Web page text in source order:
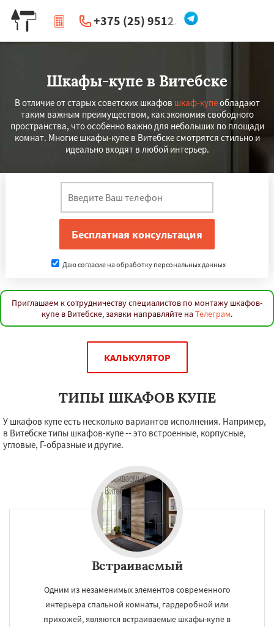
+375 (25) 951234
| Перезвоните мне
Шкафы-купе в Витебске
В отличие от старых советских шкафов шкаф-купеобладают
таким важным преимуществом, как экономия свободного
пространства, что особенно важно для небольших по площади
комнат. Многие шкафы-купе в Витебске смотрятся стильно и
идеально входят в любой интерьер.
Даю согласие на обработку персональных данных
Приглашаем к сотрудничеству специалистов по монтажу шкафов-
купе в Витебске, заявки направляйте на Телеграм.
КАЛЬКУЛЯТОР
ТИПЫ ШКАФОВ КУПЕ
У шкафов купе есть несколько вариантов исполнения. Например,
в Витебске типы шкафов-купе -- это встроенные, корпусные,
угловые, Г-образные и другие.
Встраиваемый
Одним из незаменимых элементов современного
интерьера спальной комнаты, гардеробной или
прихожей, являются встраиваемые шкафы-купе в